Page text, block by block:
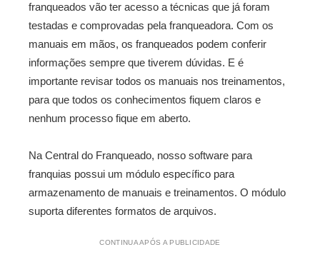
franqueados vão ter acesso a técnicas que já foram
testadas e comprovadas pela franqueadora. Com os
manuais em mãos, os franqueados podem conferir
informações sempre que tiverem dúvidas. E é
importante revisar todos os manuais nos treinamentos,
para que todos os conhecimentos fiquem claros e
nenhum processo fique em aberto.
Na Central do Franqueado, nosso software para
franquias possui um módulo específico para
armazenamento de manuais e treinamentos. O módulo
suporta diferentes formatos de arquivos.
CONTINUA APÓS A PUBLICIDADE